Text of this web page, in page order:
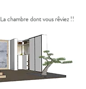
La chambre dont vous rêviez !!